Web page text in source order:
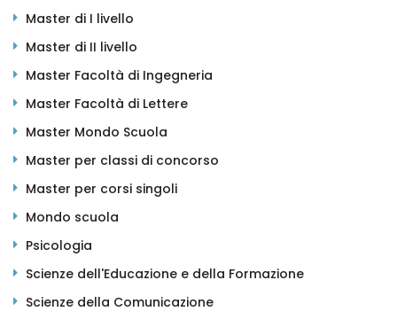
Master di I livello
Master di II livello
Master Facoltà di Ingegneria
Master Facoltà di Lettere
Master Mondo Scuola
Master per classi di concorso
Master per corsi singoli
Mondo scuola
Psicologia
Scienze dell'Educazione e della Formazione
Scienze della Comunicazione